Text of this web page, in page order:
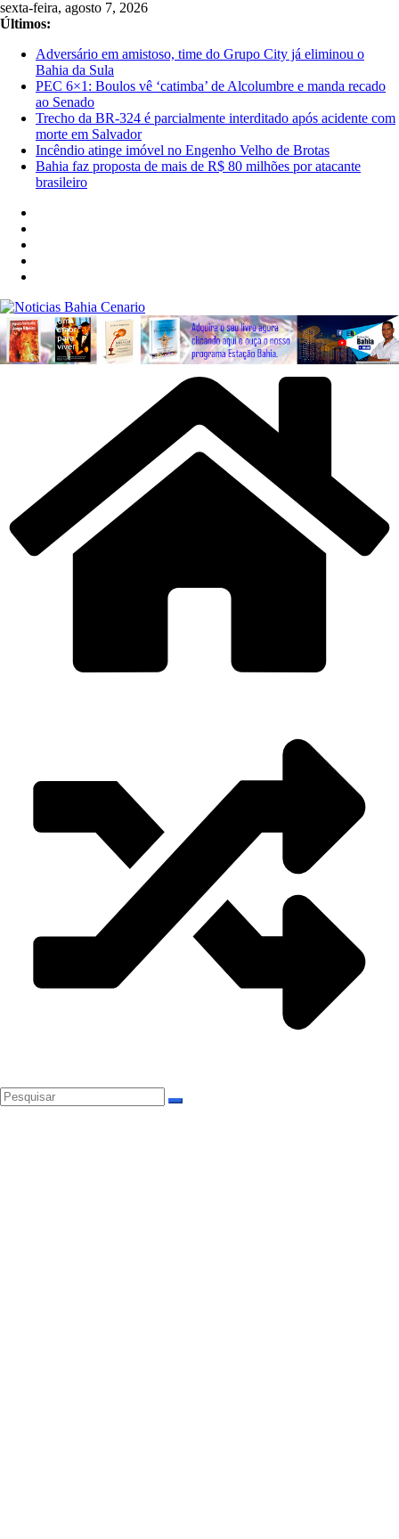
Pular
para
conteúdo
sexta-feira, agosto 7, 2026
Últimos:
Adversário em amistoso, time do Grupo City já eliminou o
Bahia da Sula
PEC 6×1: Boulos vê ‘catimba’ de Alcolumbre e manda recado
ao Senado
Trecho da BR-324 é parcialmente interditado após acidente com
morte em Salvador
Incêndio atinge imóvel no Engenho Velho de Brotas
Bahia faz proposta de mais de R$ 80 milhões por atacante
brasileiro